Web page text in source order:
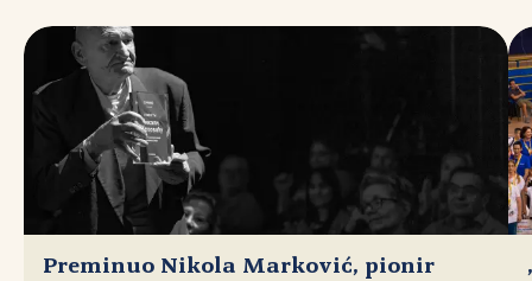
Preminuo Nikola Marković, pionir